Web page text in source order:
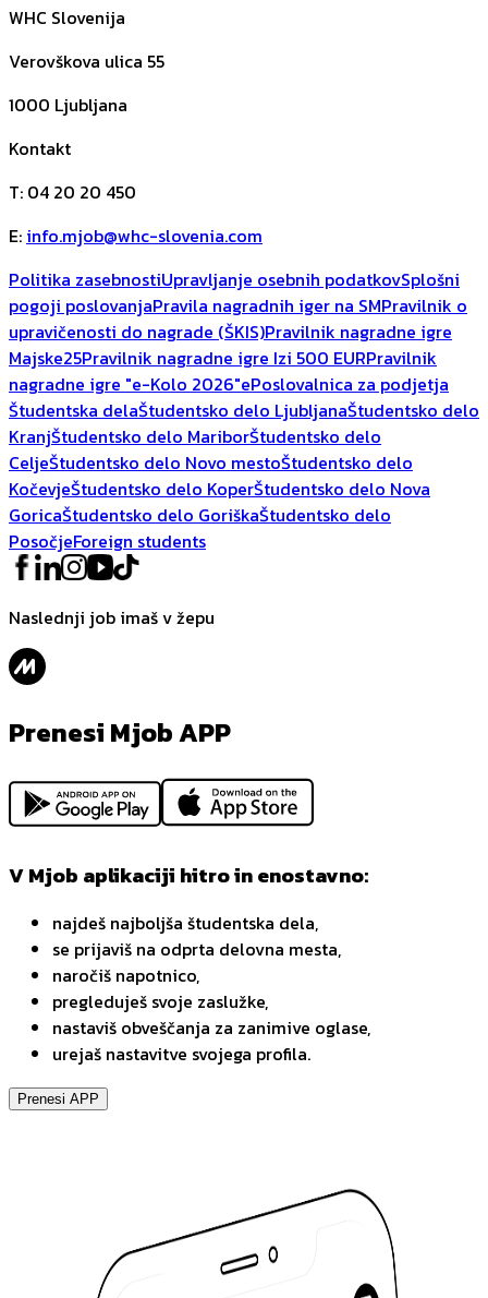
WHC Slovenija
Verovškova ulica 55
1000 Ljubljana
Kontakt
T: 04 20 20 450
E: info.mjob@whc-slovenia.com
Politika zasebnostiUpravljanje osebnih podatkovSplošni
pogoji poslovanjaPravila nagradnih iger na SMPravilnik o
upravičenosti do nagrade (ŠKIS)Pravilnik nagradne igre
Majske25Pravilnik nagradne igre Izi 500 EURPravilnik
nagradne igre "e-Kolo 2026"ePoslovalnica za podjetja
Študentska delaŠtudentsko delo LjubljanaŠtudentsko delo
KranjŠtudentsko delo MariborŠtudentsko delo
CeljeŠtudentsko delo Novo mestoŠtudentsko delo
KočevjeŠtudentsko delo KoperŠtudentsko delo Nova
GoricaŠtudentsko delo GoriškaŠtudentsko delo
PosočjeForeign students
Naslednji job imaš v žepu
Prenesi Mjob APP
V Mjob aplikaciji hitro in enostavno:
najdeš najboljša študentska dela,
se prijaviš na odprta delovna mesta,
naročiš napotnico,
pregleduješ svoje zaslužke,
nastaviš obveščanja za zanimive oglase,
urejaš nastavitve svojega profila.
Prenesi APP